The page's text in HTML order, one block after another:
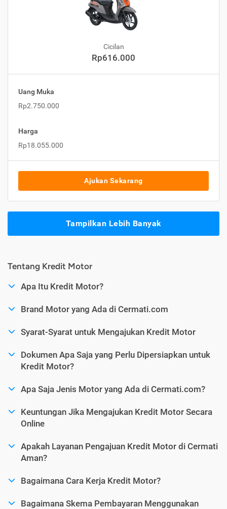
Cicilan
Rp616.000
Uang Muka
Rp2.750.000
Harga
Rp18.055.000
Ajukan Sekarang
Tampilkan Lebih Banyak
Tentang Kredit Motor
Apa Itu Kredit Motor?
Brand Motor yang Ada di Cermati.com
Syarat-Syarat untuk Mengajukan Kredit Motor
Dokumen Apa Saja yang Perlu Dipersiapkan untuk
Kredit Motor?
Apa Saja Jenis Motor yang Ada di Cermati.com?
Keuntungan Jika Mengajukan Kredit Motor Secara
Online
Apakah Layanan Pengajuan Kredit Motor di Cermati
Aman?
Bagaimana Cara Kerja Kredit Motor?
Bagaimana Skema Pembayaran Menggunakan